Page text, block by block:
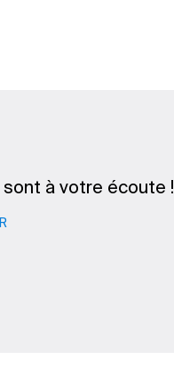
à votre écoute !